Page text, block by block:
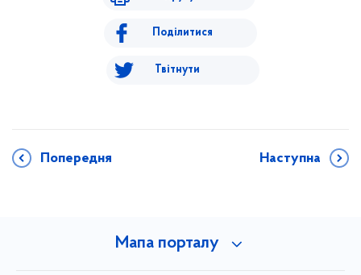
Поділитися
Твітнути
Попередня Наступна
Мапа порталу